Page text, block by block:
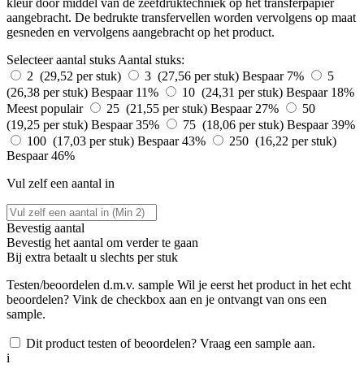
aangebracht. De bedrukte transfervellen worden vervolgens op maat
gesneden en vervolgens aangebracht op het product.
Selecteer aantal stuks Aantal stuks:
2 (29,52 per stuk)
3 (27,56 per stuk) Bespaar 7%
5
(26,38 per stuk) Bespaar 11% 10 (24,31 per stuk) Bespaar 18%
Meest populair
25 (21,55 per stuk) Bespaar 27%
50
(19,25 per stuk) Bespaar 35% 75 (18,06 per stuk) Bespaar 39%
100 (17,03 per stuk) Bespaar 43%
250 (16,22 per stuk)
Bespaar 46%
Vul zelf een aantal in
Bevestig aantal
Bevestig het aantal om verder te gaan
Bij extra betaalt u slechts per stuk
Testen/beoordelen d.m.v. sample Wil je eerst het product in het echt
beoordelen? Vink de checkbox aan en je ontvangt van ons een
sample.
Dit product testen of beoordelen? Vraag een sample aan.
i